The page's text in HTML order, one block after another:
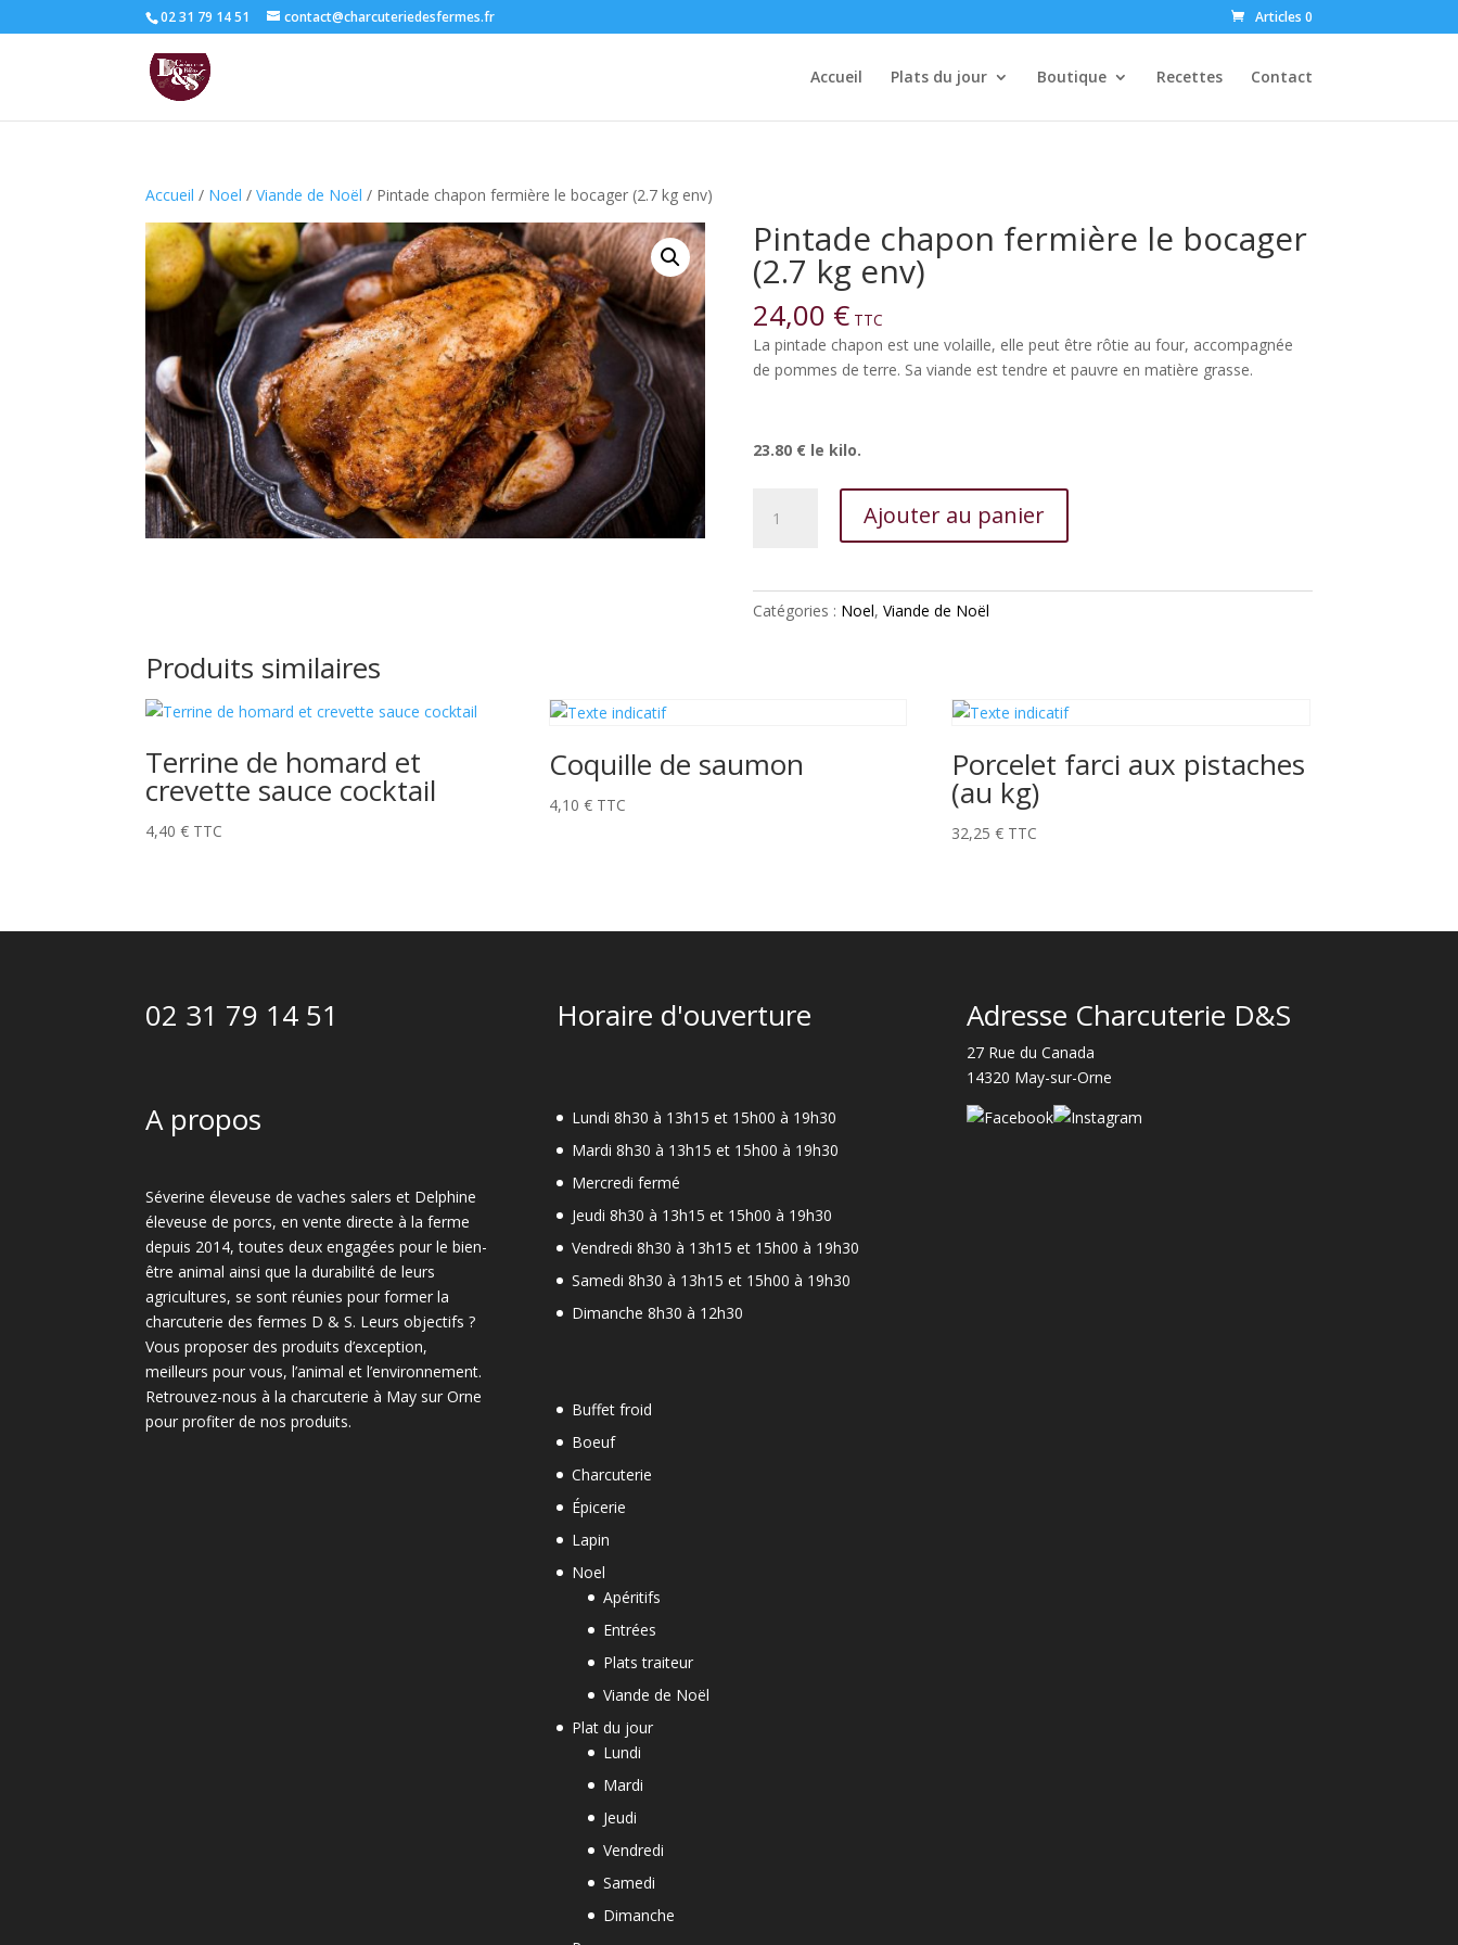
02 31 79 14 51 contact@charcuteriedesfermes.fr Articles 0
Accueil Plats du jour Boutique Recettes Contact
Accueil / Noel /Viande de Noël / Pintade chapon fermière le bocager (2.7 kg env)
Pintade chapon fermière le bocager
(2.7 kg env)
24,00 € TTC
La pintade chapon est une volaille, elle peut être rôtie au four, accompagnée
de pommes de terre. Sa viande est tendre et pauvre en matière grasse.
23.80 € le kilo.
fermière
Ajouter au panier
Catégories : Noel, Viande de Noël
Produits similaires
Terrine de homard et
crevette sauce cocktail
4,40€ TTC
Coquille de saumon
4,10 € TTC
Porcelet farci aux pistaches
(au kg)
32,25€ TTC
02 31 79 14 51
A propos
Séverine éleveuse de vaches salers et Delphine
éleveuse de porcs, en vente directe à la ferme
depuis 2014, toutes deux engagées pour le bien-
être animal ainsi que la durabilité de leurs
agricultures, se sont réunies pour former la
charcuterie des fermes D & S. Leurs objectifs ?
Vous proposer des produits d’exception,
meilleurs pour vous, l’animal et l’environnement.
Retrouvez-nous à la charcuterie à May sur Orne
pour profiter de nos produits.
Horaire d'ouverture
Lundi 8h30 à 13h15 et 15h00 à 19h30
Mardi 8h30 à 13h15 et 15h00 à 19h30
Mercredi fermé
Jeudi 8h30 à 13h15 et 15h00 à 19h30
Vendredi 8h30 à 13h15 et 15h00 à 19h30
Samedi 8h30 à 13h15 et 15h00 à 19h30
Dimanche 8h30 à 12h30
Buffet froid
Boeuf
Charcuterie
Épicerie
Lapin
Noel
Apéritifs
Entrées
Plats traiteur
Viande de Noël
Plat du jour
Lundi
Mardi
Jeudi
Vendredi
Samedi
Dimanche
Adresse Charcuterie D&S
27 Rue du Canada
14320 May-sur-Orne